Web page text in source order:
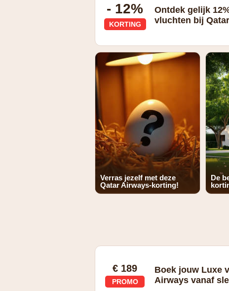
- 12%
KORTING
Ontdek gelijk
vluchten bij
Verras jezelf met deze
Qatar Airways-korting!
De
€ 189
PROMO
Boek jouw Luxe
Airways vanaf